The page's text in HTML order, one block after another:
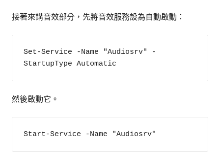
接著來講音效部分，先將音效服務設為自動啟動：
Set-Service -Name "Audiosrv" -
StartupType Automatic
然後啟動它。
Start-Service -Name "Audiosrv"